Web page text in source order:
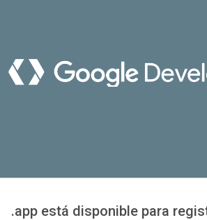
.app está disponible para